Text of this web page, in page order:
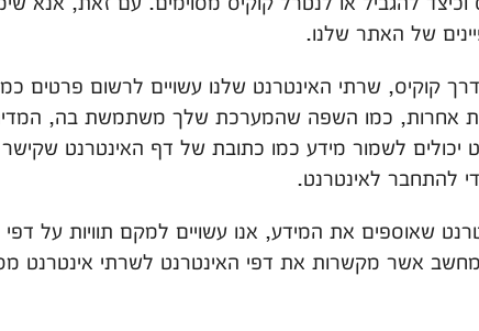
של האתר שלנו.
דרך קוקיס, שרתי האינטרנט שלנו עשויים לרשום פרטים
אחרות, כמו השפה שהמערכת שלך משתמשת בה,
להתחבר לאינטרנט.